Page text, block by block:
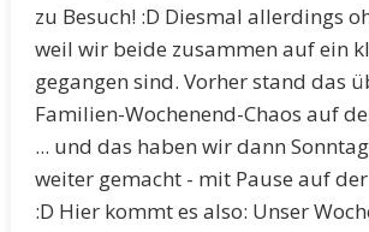
zu Besuch! :D Diesmal allerdings
weil wir beide zusammen auf ein
gegangen sind. Vorher stand das
Familien-Wochenend-Chaos auf
... und das haben wir dann
weiter gemacht - mit Pause auf
:D Hier kommt es also: Unser